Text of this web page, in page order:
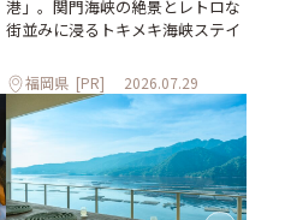
港」。関門海峡の絶景とレトロな
街並みに浸るトキメキ海峡ステイ
福岡県 [PR] 2026.07.29